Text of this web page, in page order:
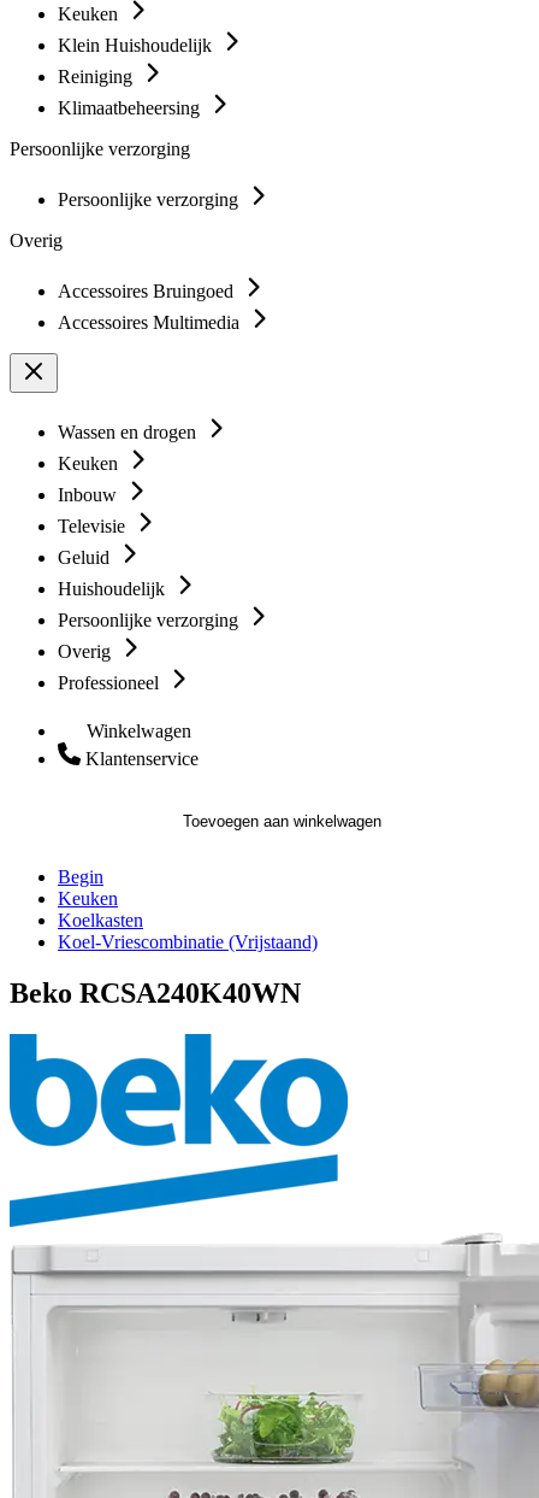
Keuken
Klein Huishoudelijk
Reiniging
Klimaatbeheersing
Persoonlijke verzorging
Persoonlijke verzorging
Overig
Accessoires Bruingoed
Accessoires Multimedia
Wassen en drogen
Keuken
Inbouw
Televisie
Geluid
Huishoudelijk
Persoonlijke verzorging
Overig
Professioneel
Winkelwagen
Klantenservice
Toevoegen aan winkelwagen
Begin
Keuken
Koelkasten
Koel-Vriescombinatie (Vrijstaand)
Beko RCSA240K40WN